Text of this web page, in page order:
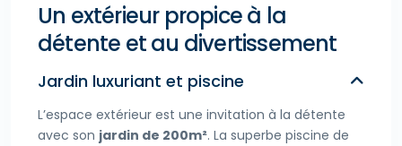
Un extérieur propice à la
détente et au divertissement
Jardin luxuriant et piscine
L’espace extérieur est une invitation à la détente
avec son jardin de 200m². La superbe piscine de